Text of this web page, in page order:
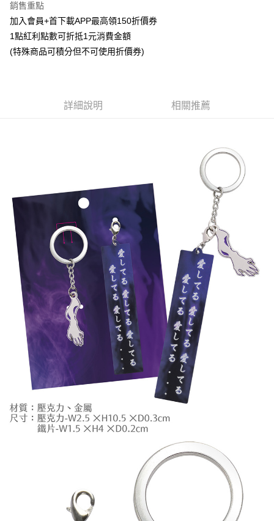
ATM付款
貨到付款
每筆NT$65，滿NT$1,300(含以上)免運費
7-11取貨付款
每筆NT$65，滿NT$1,300(含以上)免運費
付款後7-11取貨
每筆NT$65，滿NT$1,300(含以上)免運費
宅配-木棉花樂園專用
每筆NT$100，滿NT$1,300(含以上)免運費
宅配-離島(澎湖/金門/馬祖)-木棉花樂園專用
每筆NT$220
黑貓宅配-貨到付款
每筆NT$150
銷售重點
加入會員+首下載APP最高領150折價券
1點紅利點數可折抵1元消費金額
(特殊商品可積分但不可使用折價券)
詳細說明 相關推薦